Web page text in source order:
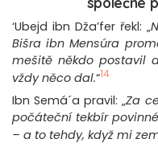
‘Ubejd ibn Dža’fer řekl: „
Bišra ibn Mensúra
mešitě někdo postavil
vždy něco dal.“14
Ibn Semá´a pravil: „Za
počáteční tekbír
– a to tehdy, když mi